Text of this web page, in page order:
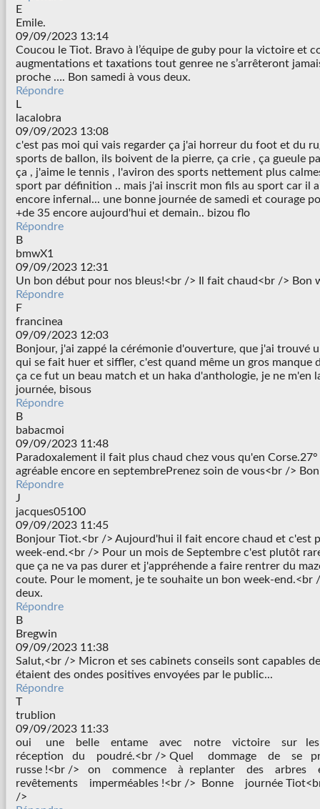
E
Emile.
09/09/2023 13:14
Coucou le Tiot. Bravo à l’équipe de guby pour la victoire et
augmentations et taxations tout genree ne s’arrêteront
proche …. Bon samedi à vous deux.
Répondre
L
lacalobra
09/09/2023 13:08
c'est pas moi qui vais regarder ça j'ai horreur du foot et du
sports de ballon, ils boivent de la pierre, ça crie , ça gueule
ça , j'aime le tennis , l'aviron des sports nettement plus
sport par définition .. mais j'ai inscrit mon fils au sport car il
encore infernal... une bonne journée de samedi et courage
+de 35 encore aujourd'hui et demain.. bizou flo
Répondre
B
bmwX1
09/09/2023 12:31
Un bon début pour nos bleus!<br /> Il fait chaud<br /> Bon
Répondre
F
francinea
09/09/2023 12:03
Bonjour, j'ai zappé la cérémonie d'ouverture, que j'ai trouvé
qui se fait huer et siffler, c'est quand même un gros manque
ça ce fut un beau match et un haka d'anthologie, je ne m'en
journée, bisous
Répondre
B
babacmoi
09/09/2023 11:48
Paradoxalement il fait plus chaud chez vous qu'en
agréable encore en septembrePrenez soin de vous<br />
Répondre
J
jacques05100
09/09/2023 11:45
Bonjour Tiot.<br /> Aujourd'hui il fait encore chaud et c'est
week-end.<br /> Pour un mois de Septembre c'est plutôt
que ça ne va pas durer et j'appréhende a faire rentrer du
coute. Pour le moment, je te souhaite un bon week-end.<br
deux.
Répondre
B
Bregwin
09/09/2023 11:38
Salut,<br /> Micron et ses cabinets conseils sont capables
étaient des ondes positives envoyées par le public...
Répondre
T
trublion
09/09/2023 11:33
oui une belle entame avec notre victoire sur les
réception du poudré.<br /> Quel dommage de se
russe !<br /> on commence à replanter des
revêtements imperméables !<br /> Bonne journée
/>